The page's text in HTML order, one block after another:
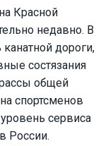
Красной
недавно. В
дороги,
состязания
общей
спортсменов
сервиса
России.